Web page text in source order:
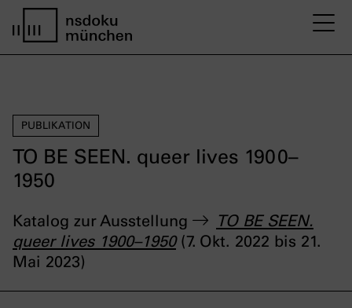
PUBLIKATION
TO BE SEEN. queer lives 1900–
1950
Katalog zur Ausstellung
TO BE SEEN.
queer lives 1900–1950 (7. Okt. 2022 bis 21.
Mai 2023)